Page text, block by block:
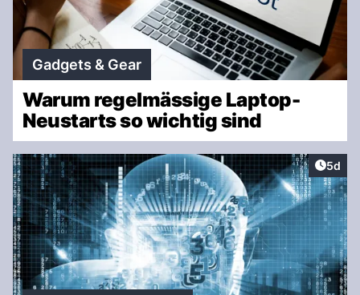
Gadgets & Gear
Warum regelmässige Laptop-
Neustarts so wichtig sind
5d